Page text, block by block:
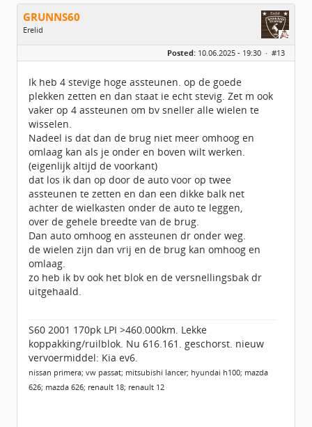
GRUNNS60
Erelid
Geslacht:
Leeftijd:
64
Geregistreerd:07 / 2014
Posted: 10.06.2025 - 19:30 · #13
Ik heb 4 stevige hoge assteunen. op de goede
plekken zetten en dan staat ie echt stevig. Zet m ook
vaker op 4 assteunen om bv sneller alle wielen te
wisselen.
Nadeel is dat dan de brug niet meer omhoog en
omlaag kan als je onder en boven wilt werken.
(eigenlijk altijd de voorkant)
dat los ik dan op door de auto voor op twee
assteunen te zetten en dan een dikke balk net
achter de wielkasten onder de auto te leggen,
over de gehele breedte van de brug.
Dan auto omhoog en assteunen dr onder weg.
de wielen zijn dan vrij en de brug kan omhoog en
omlaag.
zo heb ik bv ook het blok en de versnellingsbak dr
uitgehaald.
S60 2001 170pk LPI >460.000km. Lekke
koppakking/ruilblok. Nu 616.161. geschorst. nieuw
vervoermiddel: Kia ev6.
nissan primera; vw passat; mitsubishi lancer; hyundai h100; mazda
626; mazda 626; renault 18; renault 12